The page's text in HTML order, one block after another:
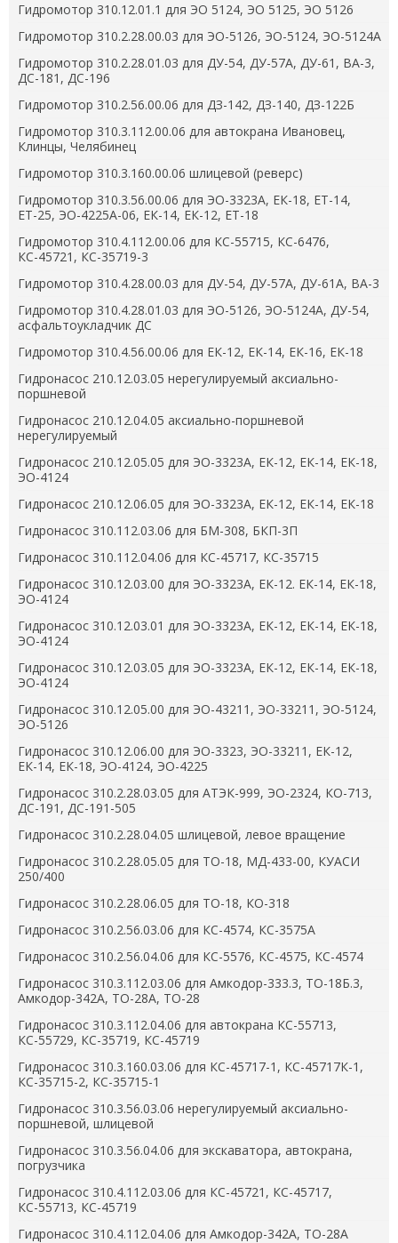
Гидромотор 310.12.01.1 для ЭО 5124, ЭО 5125, ЭО 5126
Гидромотор 310.2.28.00.03 для ЭО-5126, ЭО-5124, ЭО-5124А
Гидромотор 310.2.28.01.03 для ДУ-54, ДУ-57А, ДУ-61, ВА-3,
ДС-181, ДС-196
Гидромотор 310.2.56.00.06 для ДЗ-142, ДЗ-140, ДЗ-122Б
Гидромотор 310.3.112.00.06 для автокрана Ивановец,
Клинцы, Челябинец
Гидромотор 310.3.160.00.06 шлицевой (реверс)
Гидромотор 310.3.56.00.06 для ЭО-3323А, ЕК-18, ЕТ-14,
ЕТ-25, ЭО-4225А-06, ЕК-14, ЕК-12, ЕТ-18
Гидромотор 310.4.112.00.06 для КС-55715, КС-6476,
КС-45721, КС-35719-3
Гидромотор 310.4.28.00.03 для ДУ-54, ДУ-57А, ДУ-61А, ВА-3
Гидромотор 310.4.28.01.03 для ЭО-5126, ЭО-5124А, ДУ-54,
асфальтоукладчик ДС
Гидромотор 310.4.56.00.06 для ЕК-12, ЕК-14, ЕК-16, ЕК-18
Гидронасос 210.12.03.05 нерегулируемый аксиально-
поршневой
Гидронасос 210.12.04.05 аксиально-поршневой
нерегулируемый
Гидронасос 210.12.05.05 для ЭО-3323А, ЕК-12, ЕК-14, ЕК-18,
ЭО-4124
Гидронасос 210.12.06.05 для ЭО-3323А, ЕК-12, ЕК-14, ЕК-18
Гидронасос 310.112.03.06 для БМ-308, БКП-3П
Гидронасос 310.112.04.06 для КС-45717, КС-35715
Гидронасос 310.12.03.00 для ЭО-3323А, ЕК-12. ЕК-14, ЕК-18,
ЭО-4124
Гидронасос 310.12.03.01 для ЭО-3323А, ЕК-12, ЕК-14, ЕК-18,
ЭО-4124
Гидронасос 310.12.03.05 для ЭО-3323А, ЕК-12, ЕК-14, ЕК-18,
ЭО-4124
Гидронасос 310.12.05.00 для ЭО-43211, ЭО-33211, ЭО-5124,
ЭО-5126
Гидронасос 310.12.06.00 для ЭО-3323, ЭО-33211, ЕК-12,
ЕК-14, ЕК-18, ЭО-4124, ЭО-4225
Гидронасос 310.2.28.03.05 для АТЭК-999, ЭО-2324, КО-713,
ДС-191, ДС-191-505
Гидронасос 310.2.28.04.05 шлицевой, левое вращение
Гидронасос 310.2.28.05.05 для ТО-18, МД-433-00, КУАСИ
250/400
Гидронасос 310.2.28.06.05 для ТО-18, КО-318
Гидронасос 310.2.56.03.06 для КС-4574, КС-3575А
Гидронасос 310.2.56.04.06 для КС-5576, КС-4575, КС-4574
Гидронасос 310.3.112.03.06 для Амкодор-333.3, ТО-18Б.3,
Амкодор-342А, ТО-28А, ТО-28
Гидронасос 310.3.112.04.06 для автокрана КС-55713,
КС-55729, КС-35719, КС-45719
Гидронасос 310.3.160.03.06 для КС-45717-1, КС-45717К-1,
КС-35715-2, КС-35715-1
Гидронасос 310.3.56.03.06 нерегулируемый аксиально-
поршневой, шлицевой
Гидронасос 310.3.56.04.06 для экскаватора, автокрана,
погрузчика
Гидронасос 310.4.112.03.06 для КС-45721, КС-45717,
КС-55713, КС-45719
Гидронасос 310.4.112.04.06 для Амкодор-342А, ТО-28А